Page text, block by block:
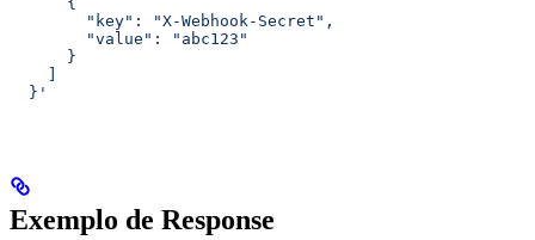
        "key": "X-Webhook-Secret",
        "value": "abc123"
      }
    ]
  }'
Exemplo de Response